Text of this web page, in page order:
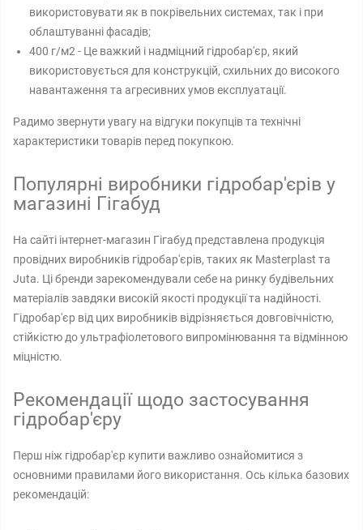
використовувати як в покрівельних системах, так і при
облаштуванні фасадів;
400 г/м2 - Це важкий і надміцний гідробар'єр, який
використовується для конструкцій, схильних до високого
навантаження та агресивних умов експлуатації.
Радимо звернути увагу на відгуки покупців та технічні
характеристики товарів перед покупкою.
Популярні виробники гідробар'єрів у
магазині Гігабуд
На сайті інтернет-магазин Гігабуд представлена ​​продукція
провідних виробників гідробар'єрів, таких як Masterplast та
Juta. Ці бренди зарекомендували себе на ринку будівельних
матеріалів завдяки високій якості продукції та надійності.
Гідробар'єр від цих виробників відрізняється довговічністю,
стійкістю до ультрафіолетового випромінювання та відмінною
міцністю.
Рекомендації щодо застосування
гідробар'єру
Перш ніж гідробар'єр купити важливо ознайомитися з
основними правилами його використання. Ось кілька базових
рекомендацій: